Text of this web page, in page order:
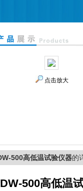
点击放大
500高低温试验仪器的
500高低温